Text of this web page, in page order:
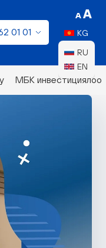
KG
RU
EN
МБК инвестициялоо
01 01